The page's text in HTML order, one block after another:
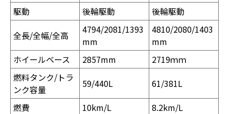
駆動
後輪駆動
後輪駆動
全長/全幅/全高
4794/2081/1393
mm
4810/2080/1403
mm
ホイールベース
2857mm
2719ｍｍ
燃料タンク/トラ
ンク容量
59/440L
61/381L
燃費
10km/L
8.2km/L